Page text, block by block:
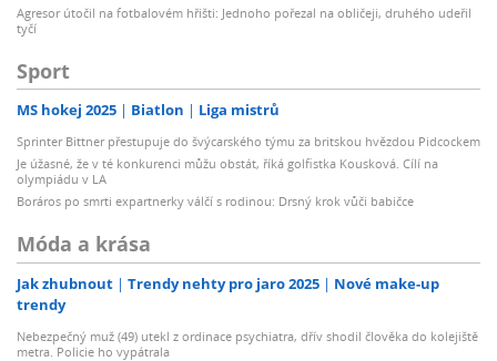
Agresor útočil na fotbalovém hřišti: Jednoho pořezal na obličeji, druhého udeřil
tyčí
Sport
MS hokej 2025 Biatlon Liga mistrů
Sprinter Bittner přestupuje do švýcarského týmu za britskou hvězdou Pidcockem
Je úžasné, že v té konkurenci můžu obstát, říká golfistka Kousková. Cílí na
olympiádu v LA
Boráros po smrti expartnerky válčí s rodinou: Drsný krok vůči babičce
Móda a krása
Jak zhubnout Trendy nehty pro jaro 2025
Nové make-up
trendy
Nebezpečný muž (49) utekl z ordinace psychiatra, dřív shodil člověka do kolejiště
metra. Policie ho vypátrala